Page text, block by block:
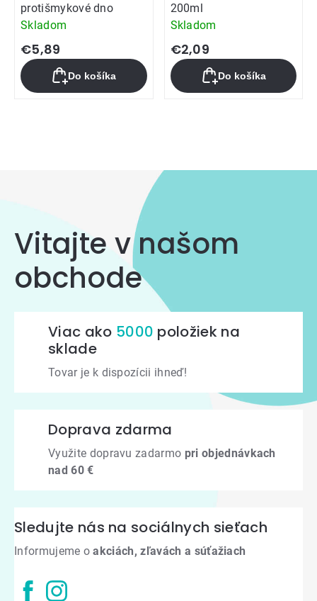
protišmykové dno
Skladom
€5,89
Do košíka
200ml
Skladom
€2,09
Do košíka
prvky
výpisu
Vitajte v našom
obchode
Viac ako 5000 položiek na
sklade
Tovar je k dispozícii ihneď!
Doprava zdarma
Využite dopravu zadarmo pri objednávkach
nad 60 €
Sledujte nás na sociálnych sieťach
Informujeme oakciách, zľavách a súťažiach